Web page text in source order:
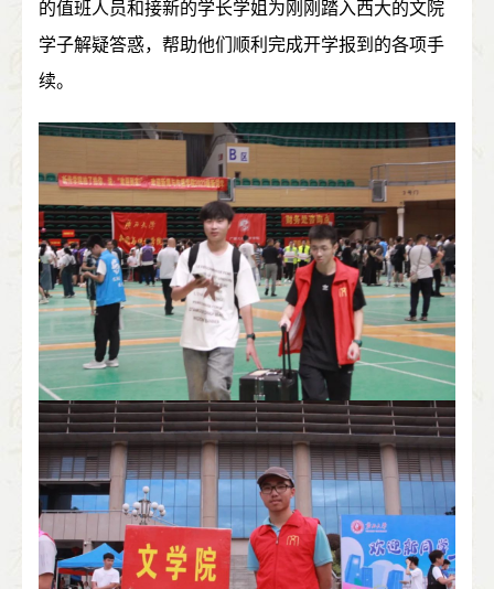
的值班人员和接新的学长学姐为刚刚踏入西大的文院
学子解疑答惑，帮助他们顺利完成开学报到的各项手
续。